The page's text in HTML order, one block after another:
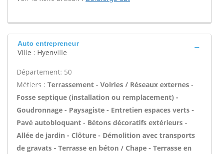
Auto entrepreneur
Ville : Hyenville
Département: 50
Métiers : Terrassement - Voiries / Réseaux externes -
Fosse septique (installation ou remplacement) -
Goudronnage - Paysagiste - Entretien espaces verts -
Pavé autobloquant - Bétons décoratifs extérieurs -
Allée de jardin - Clôture - Démolition avec transports
de gravats - Terrasse en béton / Chape - Terrasse en